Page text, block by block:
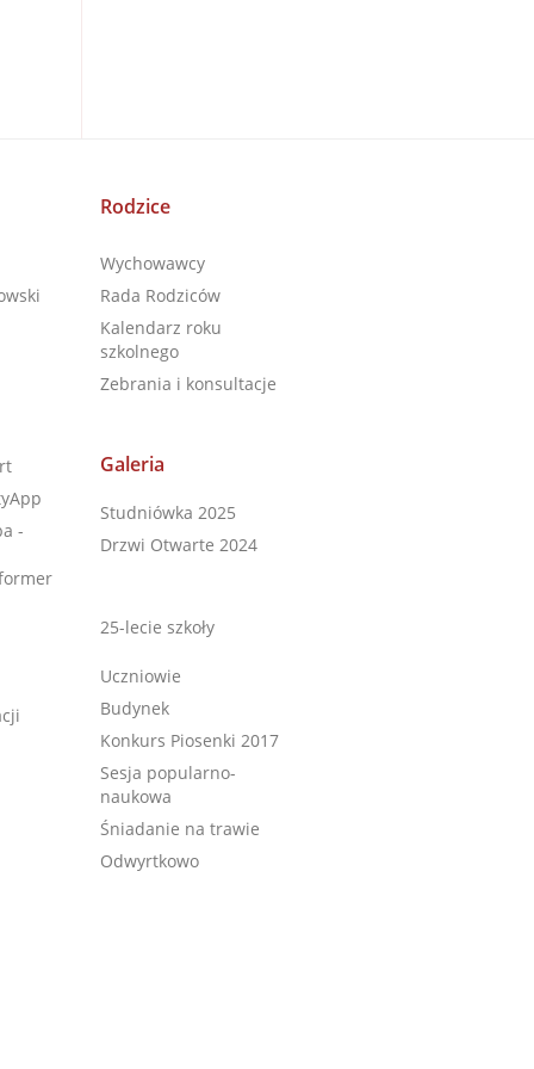
-
Rodzice
Wychowawcy
Rada Rodziców
Kalendarz roku
szkolnego
Zebrania i konsultacje
Galeria
Studniówka 2025
Drzwi Otwarte 2024
25-lecie szkoły
Uczniowie
Budynek
Konkurs Piosenki 2017
Sesja popularno-
naukowa
Śniadanie na trawie
Odwyrtkowo